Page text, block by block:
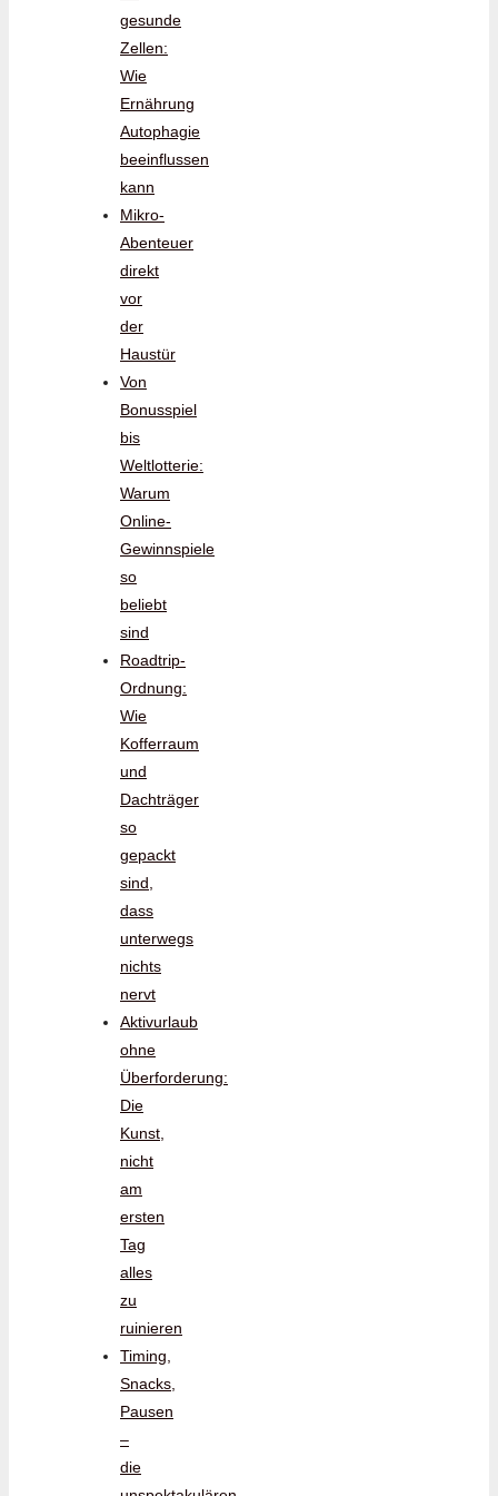
gesunde
Zellen:
Wie
Ernährung
Autophagie
beeinflussen
kann
Mikro-
Abenteuer
direkt
vor
der
Haustür
Von
Bonusspiel
bis
Weltlotterie:
Warum
Online-
Gewinnspiele
so
beliebt
sind
Roadtrip-
Ordnung:
Wie
Kofferraum
und
Dachträger
so
gepackt
sind,
dass
unterwegs
nichts
nervt
Aktivurlaub
ohne
Überforderung:
Die
Kunst,
nicht
am
ersten
Tag
alles
zu
ruinieren
Timing,
Snacks,
Pausen
–
die